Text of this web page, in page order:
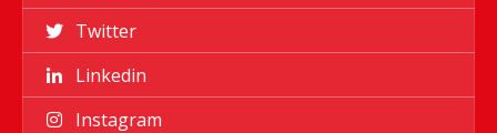
Twitter
Linkedin
Instagram